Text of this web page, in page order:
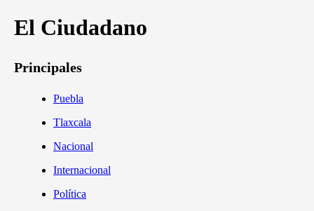
El Ciudadano
Principales
Puebla
Tlaxcala
Nacional
Internacional
Política